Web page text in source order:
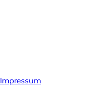
Impressum